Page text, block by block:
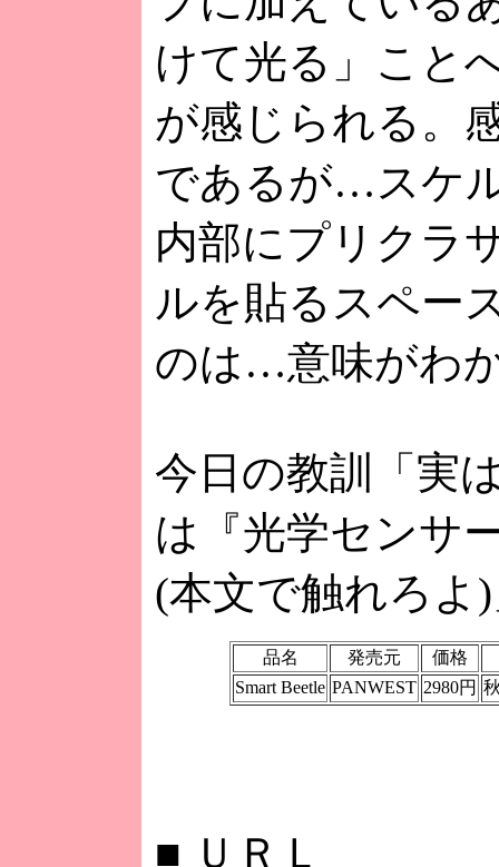
けて光る」こと
が感じられる。
であるが…スケ
内部にプリクラ
ルを貼るスペー
のは…意味がわ
今日の教訓「実
は『光学センサ
(本文で触れろよ
品名 発売元
価格
Smart Beetle PANWEST 2980円
■ ＵＲＬ